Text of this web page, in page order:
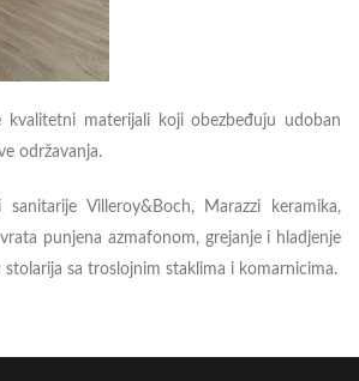
kvalitetni materijali koji obezbeđuju udoban
održavanja.
Villeroy&Boch, Marazzi keramika,
punjena azmafonom, grejanje i hladjenje
sa troslojnim staklima i komarnicima.